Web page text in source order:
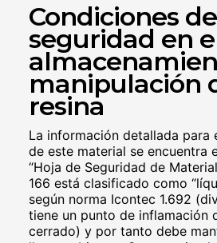
Condiciones de
seguridad en
manipulación
resina
La información detallada para
de este material se encuentra
“Hoja de Seguridad de
166 está clasificado como
según norma Icontec 1.692
tiene un punto de inflamación
cerrado) y por tanto debe